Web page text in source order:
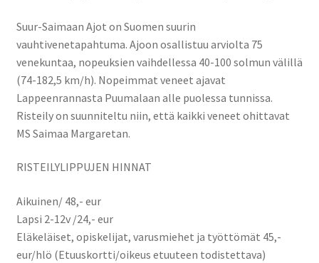
Suur-Saimaan Ajot on Suomen suurin
vauhtivenetapahtuma. Ajoon osallistuu arviolta 75
venekuntaa, nopeuksien vaihdellessa 40-100 solmun välillä
(74-182,5 km/h). Nopeimmat veneet ajavat
Lappeenrannasta Puumalaan alle puolessa tunnissa.
Risteily on suunniteltu niin, että kaikki veneet ohittavat
MS Saimaa Margaretan.
RISTEILYLIPPUJEN HINNAT
Aikuinen/ 48,- eur
Lapsi 2-12v /24,- eur
Eläkeläiset, opiskelijat, varusmiehet ja työttömät 45,-
eur/hlö (Etuuskortti/oikeus etuuteen todistettava)